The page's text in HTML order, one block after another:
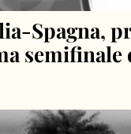
Spagna,
semifinale